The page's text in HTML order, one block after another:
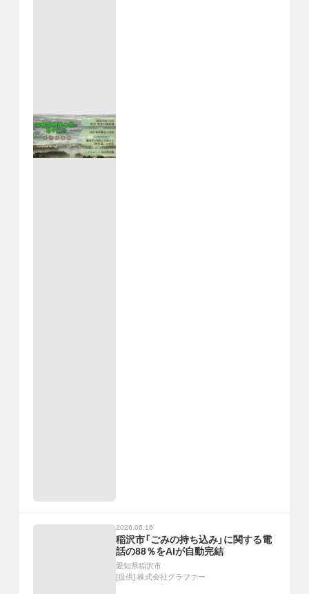
2026.06.16
稲沢市「ごみの持ち込み」に関する電
話の88％をAIが自動完結
愛知県稲沢市
[提供] 株式会社グラファー